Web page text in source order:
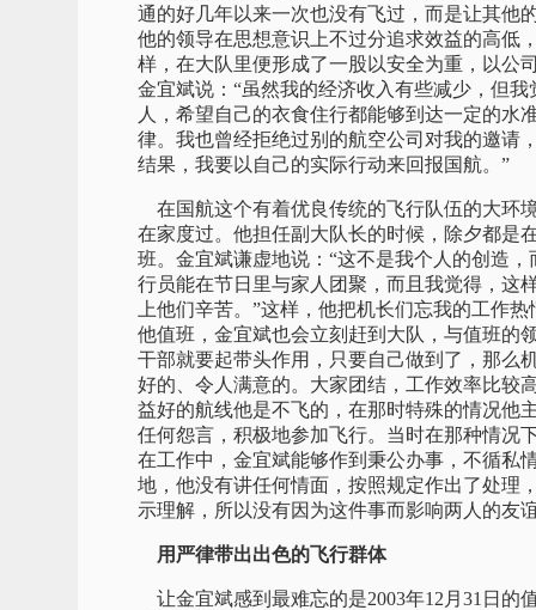
通的好几年以来一次也没有飞过，而是让其他
他的领导在思想意识上不过分追求效益的高低
样，在大队里便形成了一股以安全为重，以公
金宜斌说：“虽然我的经济收入有些减少，但
人，希望自己的衣食住行都能够到达一定的水
律。我也曾经拒绝过别的航空公司对我的邀请
结果，我要以自己的实际行动来回报国航。”
在国航这个有着优良传统的飞行队伍的大环
在家度过。他担任副大队长的时候，除夕都是
班。金宜斌谦虚地说：“这不是我个人的创造
行员能在节日里与家人团聚，而且我觉得，这
上他们辛苦。”这样，他把机长们忘我的工作
他值班，金宜斌也会立刻赶到大队，与值班的
干部就要起带头作用，只要自己做到了，那么
好的、令人满意的。大家团结，工作效率比较
益好的航线他是不飞的，在那时特殊的情况他
任何怨言，积极地参加飞行。当时在那种情况
在工作中，金宜斌能够作到秉公办事，不循私
地，他没有讲任何情面，按照规定作出了处理
示理解，所以没有因为这件事而影响两人的友
用严律带出出色的飞行群体
让金宜斌感到最难忘的是2003年12月31日的